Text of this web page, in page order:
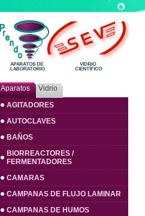
Aparatos
Vidrio
AGITADORES
AUTOCLAVES
BAÑOS
BIORREACTORES /
FERMENTADORES
CAMARAS
CAMPANAS DE FLUJO LAMINAR
CAMPANAS DE HUMOS